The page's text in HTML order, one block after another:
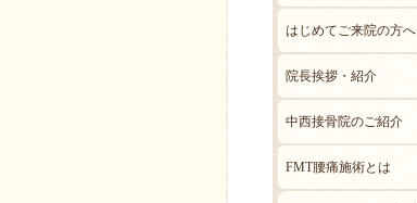
はじめてご来院の方へ
院長挨拶・紹介
中西接骨院のご紹介
FMT腰痛施術とは